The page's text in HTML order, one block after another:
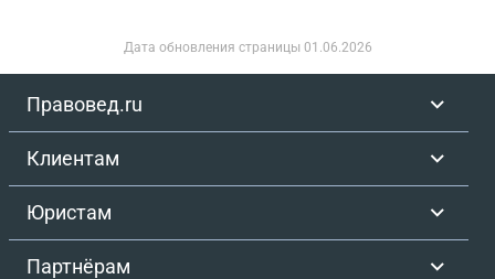
Дата обновления страницы 01.06.2026
Правовед.ru
Клиентам
Юристам
Партнёрам